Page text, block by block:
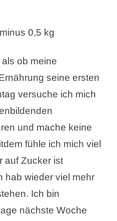
0,5 kg
ob meine
seine ersten
versuche ich mich
und mache keine
fühle ich mich viel
auf Zucker ist
hab wieder viel mehr
Ich bin
nächste Woche